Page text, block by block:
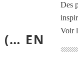
(… EN
Des
Voir